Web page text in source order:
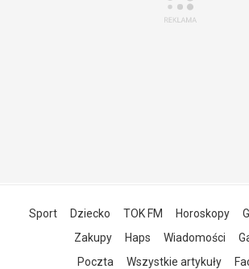
Sport Dziecko TOK FM Horoskopy
Zakupy
Haps Wiadomości
Poczta
Wszystkie artykuły